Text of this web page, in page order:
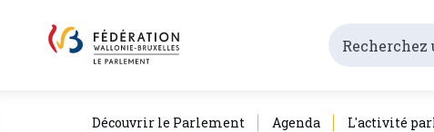
Découvrir le Parlement Agenda L'activité